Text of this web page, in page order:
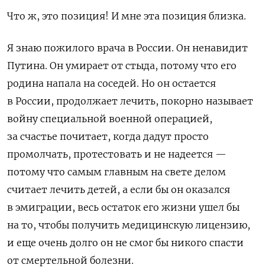
Что ж, это позиция! И мне эта позиция близка.
Я знаю пожилого врача в России. Он ненавидит
Путина. Он умирает от стыда, потому что его
родина напала на соседей. Но он остается
в России, продолжает лечить, покорно называет
войну специальной военной операцией,
за счастье почитает, когда дадут просто
промолчать, протестовать и не надеется —
потому что самым главным на свете делом
считает лечить детей, а если бы он оказался
в эмиграции, весь остаток его жизни ушел бы
на то, чтобы получить медицинскую лицензию,
и еще очень долго он не смог бы никого спасти
от смертельной болезни.